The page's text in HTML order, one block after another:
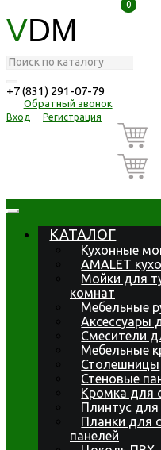
VDM
+7 (831) 291-07-79
Обратный звонок
Вход Регистрация
0
0
КАТАЛОГ
Кухонные
AMALET
Мойки для
комнат
Мебельные
Аксессуары
Смесители
Мебельные
Столешницы
Стеновые
Кромка для
Плинтус
Планки для
панелей